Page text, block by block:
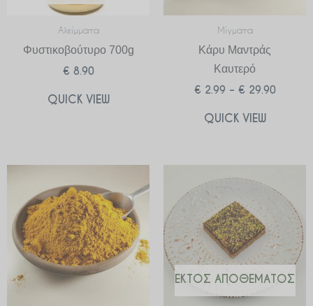
Αλείμματα
Φυστικοβούτυρο 700g
€ 8.90
QUICK VIEW
Μίγματα
Κάρυ Μαντράς
Καυτερό
€ 2.99 – € 29.90
QUICK VIEW
range:
€ 2.99
through
€ 29.90
ΕΚΤΌΣ ΑΠΟΘΈΜΑΤΟΣ